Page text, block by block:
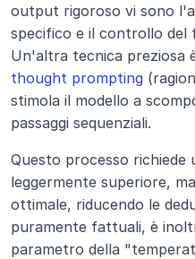
output rigoroso vi sono
specifico e il controllo del
Un'altra tecnica preziosa
thought prompting
stimola il modello a
passaggi sequenziali.
Questo processo richiede
leggermente superiore,
ottimale, riducendo le
puramente fattuali, è
parametro della